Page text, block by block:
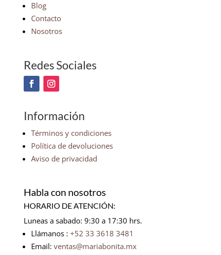
Blog
Contacto
Nosotros
Redes Sociales
Información
Términos y condiciones
Política de devoluciones
Aviso de privacidad
Habla con nosotros
HORARIO DE ATENCIÓN:
Luneas a sabado: 9:30 a 17:30 hrs.
Llámanos : +52 33 3618 3481
Email: ventas@mariabonita.mx